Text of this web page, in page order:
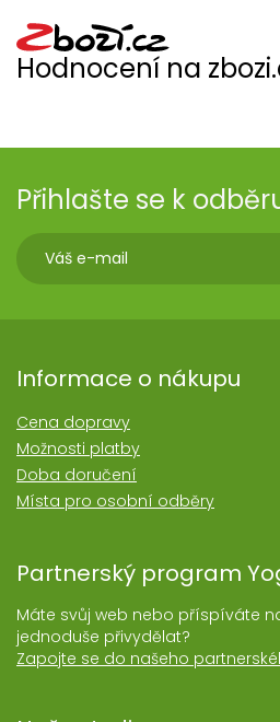
Hodnocení na
Přihlašte se k
Informace o nákupu
Cena dopravy
Možnosti platby
Doba doručení
Místa pro osobní odběry
Partnerský program
Máte svůj web nebo příspíváte
jednoduše přivydělat?
Zapojte se do našeho